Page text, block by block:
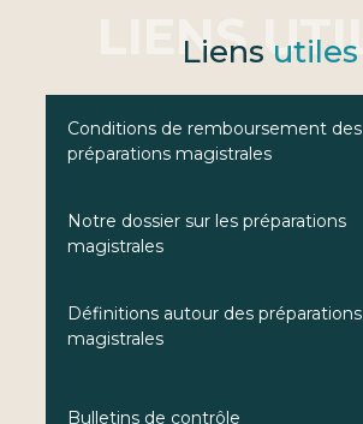
Liens utiles
Conditions de remboursement des
préparations magistrales
Notre dossier sur les préparations
magistrales
Définitions autour des préparations
magistrales
Bulletins de contrôle